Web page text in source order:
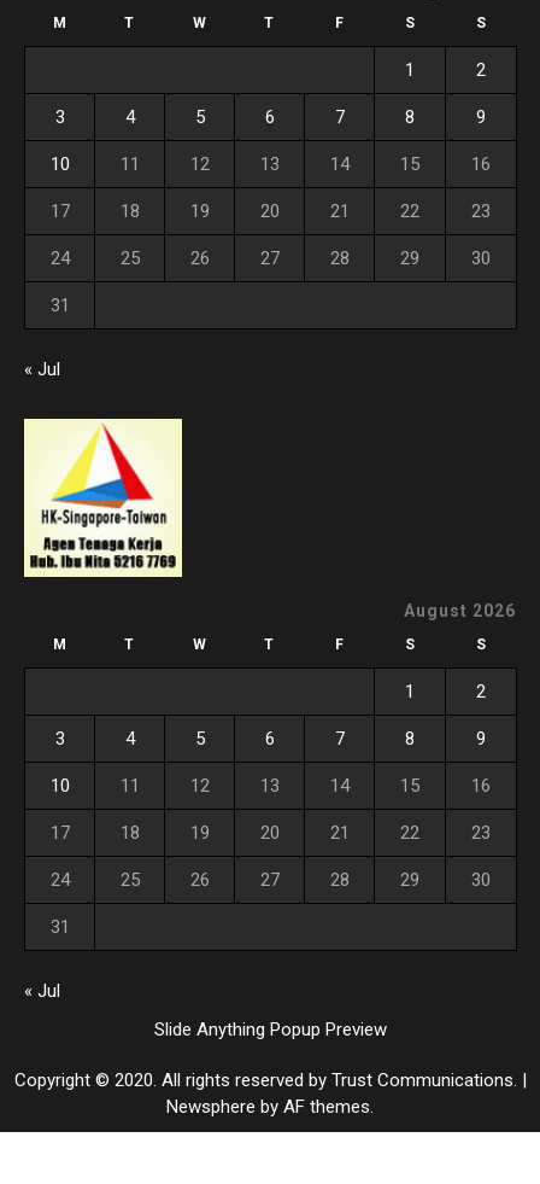
M T W T F S S
1 2
3 4 5 6 7 8 9
10 11 12 13 14 15 16
17 18 19 20 21 22 23
24 25 26 27 28 29 30
31
« Jul
August 2026
M T W T F S S
1 2
3 4 5 6 7 8 9
10 11 12 13 14 15 16
17 18 19 20 21 22 23
24 25 26 27 28 29 30
31
« Jul
Slide Anything Popup Preview
Copyright © 2020. All rights reserved by Trust Communications. |
Newsphere by AF themes.